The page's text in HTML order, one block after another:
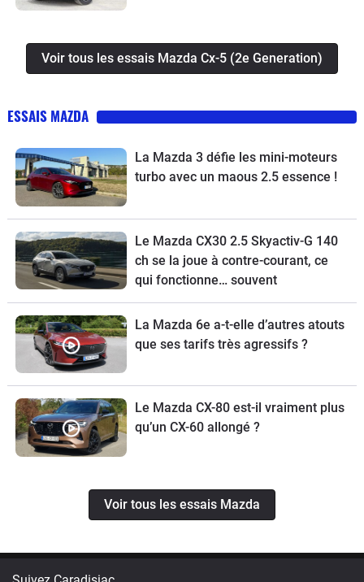
Voir tous les essais Mazda Cx-5 (2e Generation)
ESSAIS MAZDA
La Mazda 3 défie les mini-moteurs
turbo avec un maous 2.5 essence !
Le Mazda CX30 2.5 Skyactiv-G 140
ch se la joue à contre-courant, ce
qui fonctionne… souvent
La Mazda 6e a-t-elle d’autres atouts
que ses tarifs très agressifs ?
Le Mazda CX-80 est-il vraiment plus
qu’un CX-60 allongé ?
Voir tous les essais Mazda